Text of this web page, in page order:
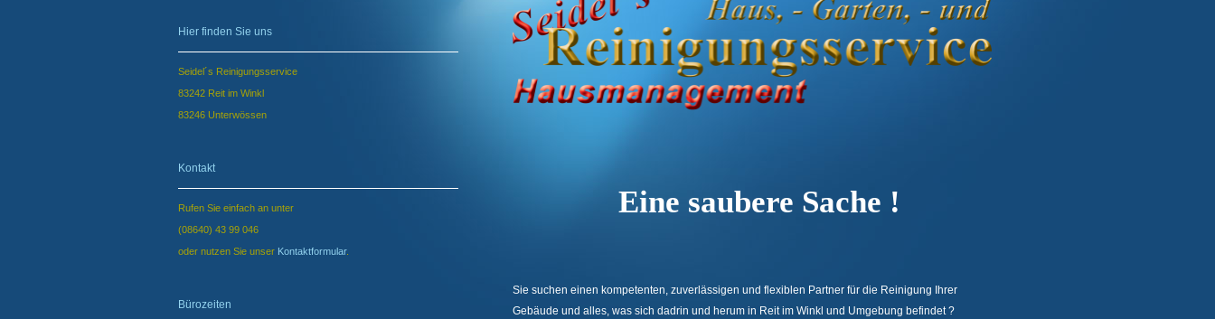
Eine saubere Sache !
Sie suchen einen kompetenten, zuverlässigen und flexiblen Partner für die Reinigung Ihrer
Gebäude und alles, was sich dadrin und herum in Reit im Winkl und Umgebung befindet ?
Hier finden Sie uns
Seidel´s Reinigungsservice
83242 Reit im Winkl
83246 Unterwössen
Kontakt
Rufen Sie einfach an unter
(08640) 43 99 046
oder nutzen Sie unser Kontaktformular.
Bürozeiten